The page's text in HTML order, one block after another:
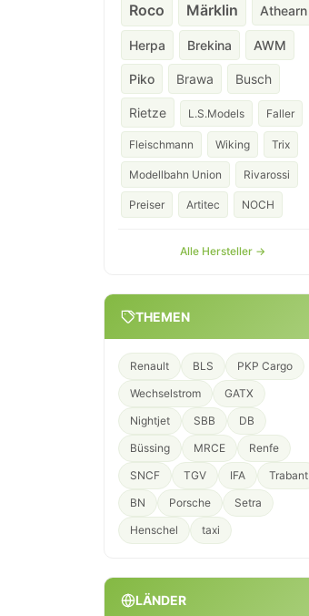
Roco Märklin Athearn
Herpa Brekina AWM
Piko Brawa Busch
Rietze L.S.Models Faller
Fleischmann Wiking Trix
Modellbahn Union Rivarossi
Preiser Artitec NOCH
Alle Hersteller →
THEMEN
Renault BLS
PKP Cargo
Wechselstrom
GATX
Nightjet
SBB
DB
Büssing
MRCE
Renfe
SNCF
TGV IFA
Trabant
BN
Porsche
Setra
Henschel
taxi
LÄNDER